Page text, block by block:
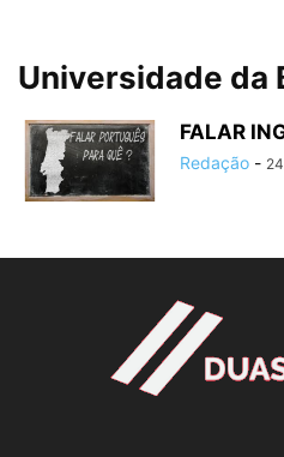
Universidade da
FALAR
Redação -